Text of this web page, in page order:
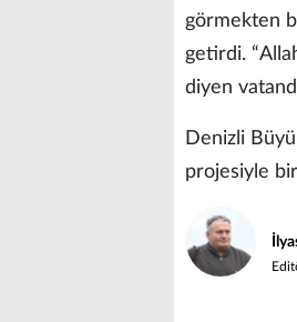
görmekten
getirdi.
diyen
Denizli
projesiyle